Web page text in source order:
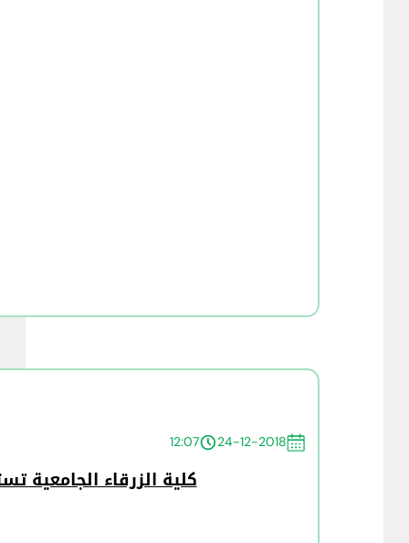
24-12-2018
12:07
كلية الزرقاء الجامعية